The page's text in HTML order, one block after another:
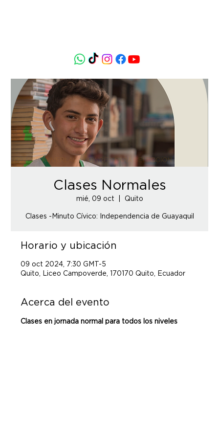
Clases Normales
mié, 09 oct Quito
Clases -Minuto Cívico: Independencia de Guayaquil
Horario y ubicación
09 oct 2024, 7:30 GMT-5
Quito, Liceo Campoverde, 170170 Quito, Ecuador
Acerca del evento
Clases en jornada normal para todos los niveles